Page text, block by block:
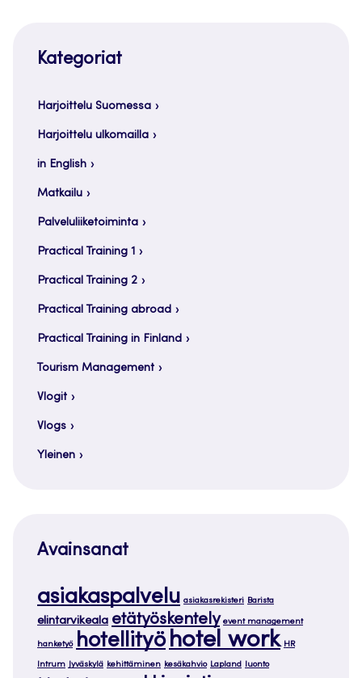
Kategoriat
Harjoittelu Suomessa
Harjoittelu ulkomailla
in English
Matkailu
Palveluliiketoiminta
Practical Training 1
Practical Training 2
Practical Training abroad
Practical Training in Finland
Tourism Management
Vlogit
Vlogs
Yleinen
Avainsanat
asiakaspalvelu asiakasrekisteri Barista
elintarvikeala etätyöskentely event management
hanketyö hotellityö hotel work HR
Intrum Jyväskylä kehittäminen kesäkahvio Lapland luonto